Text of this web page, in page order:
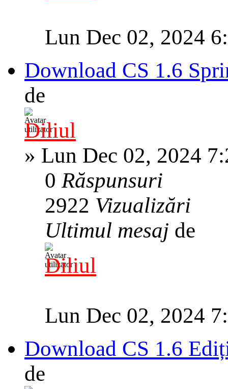
Lun Dec 02, 2024
Download CS 1.6
de
Diliul
» Lun Dec 02, 2024
0Răspunsuri
2922 Vizualizări
Ultimul mesaj de
Diliul
Lun Dec 02, 2024
Download CS 1.6
de